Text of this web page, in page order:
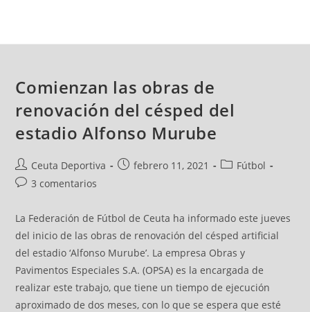
Comienzan las obras de
renovación del césped del
estadio Alfonso Murube
Ceuta Deportiva febrero 11, 2021
Fútbol
3 comentarios
La Federación de Fútbol de Ceuta ha informado este jueves
del inicio de las obras de renovación del césped artificial
del estadio ‘Alfonso Murube’. La empresa Obras y
Pavimentos Especiales S.A. (OPSA) es la encargada de
realizar este trabajo, que tiene un tiempo de ejecución
aproximado de dos meses, con lo que se espera que esté